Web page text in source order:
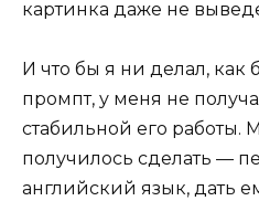
картинка даже не
И что бы я ни делал, как
промпт, у меня не
стабильной его работы.
получилось сделать —
английский язык, дать